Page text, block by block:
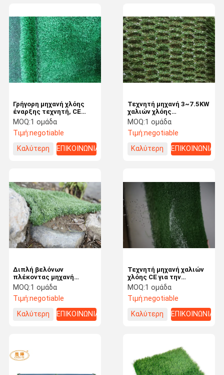
Τεχνητή μηχανή 3~7.5KW
χαλιών χλόης
προστασίας του
περιβάλλοντος χαμηλού
θορύβου
MOQ:1 ομάδα
Τιμή:negotiable
Καλύτερη
ΕΠΙΚΟΙΝΩΝΙΑ
Γρήγορη μηχανή χλόης
έναρξης τεχνητή, CE
πλέκοντας μηχανών
Raschel εγκεκριμένο
MOQ:1 ομάδα
Τιμή:negotiable
Καλύτερη
ΕΠΙΚΟΙΝΩΝΙΑ
Τεχνητή μηχανή χαλιών
χλόης CE για την
τεχνητές επεξεργασία
και την παραγωγή χλόης
MOQ:1 ομάδα
Τιμή:negotiable
Καλύτερη
ΕΠΙΚΟΙΝΩΝΙΑ
Διπλή βελόνων
πλέκοντας μηχανή
στρεβλώσεων Raschel
μηχανών χλόης φραγμών
τεχνητή
MOQ:1 ομάδα
Τιμή:negotiable
Καλύτερη
ΕΠΙΚΟΙΝΩΝΙΑ